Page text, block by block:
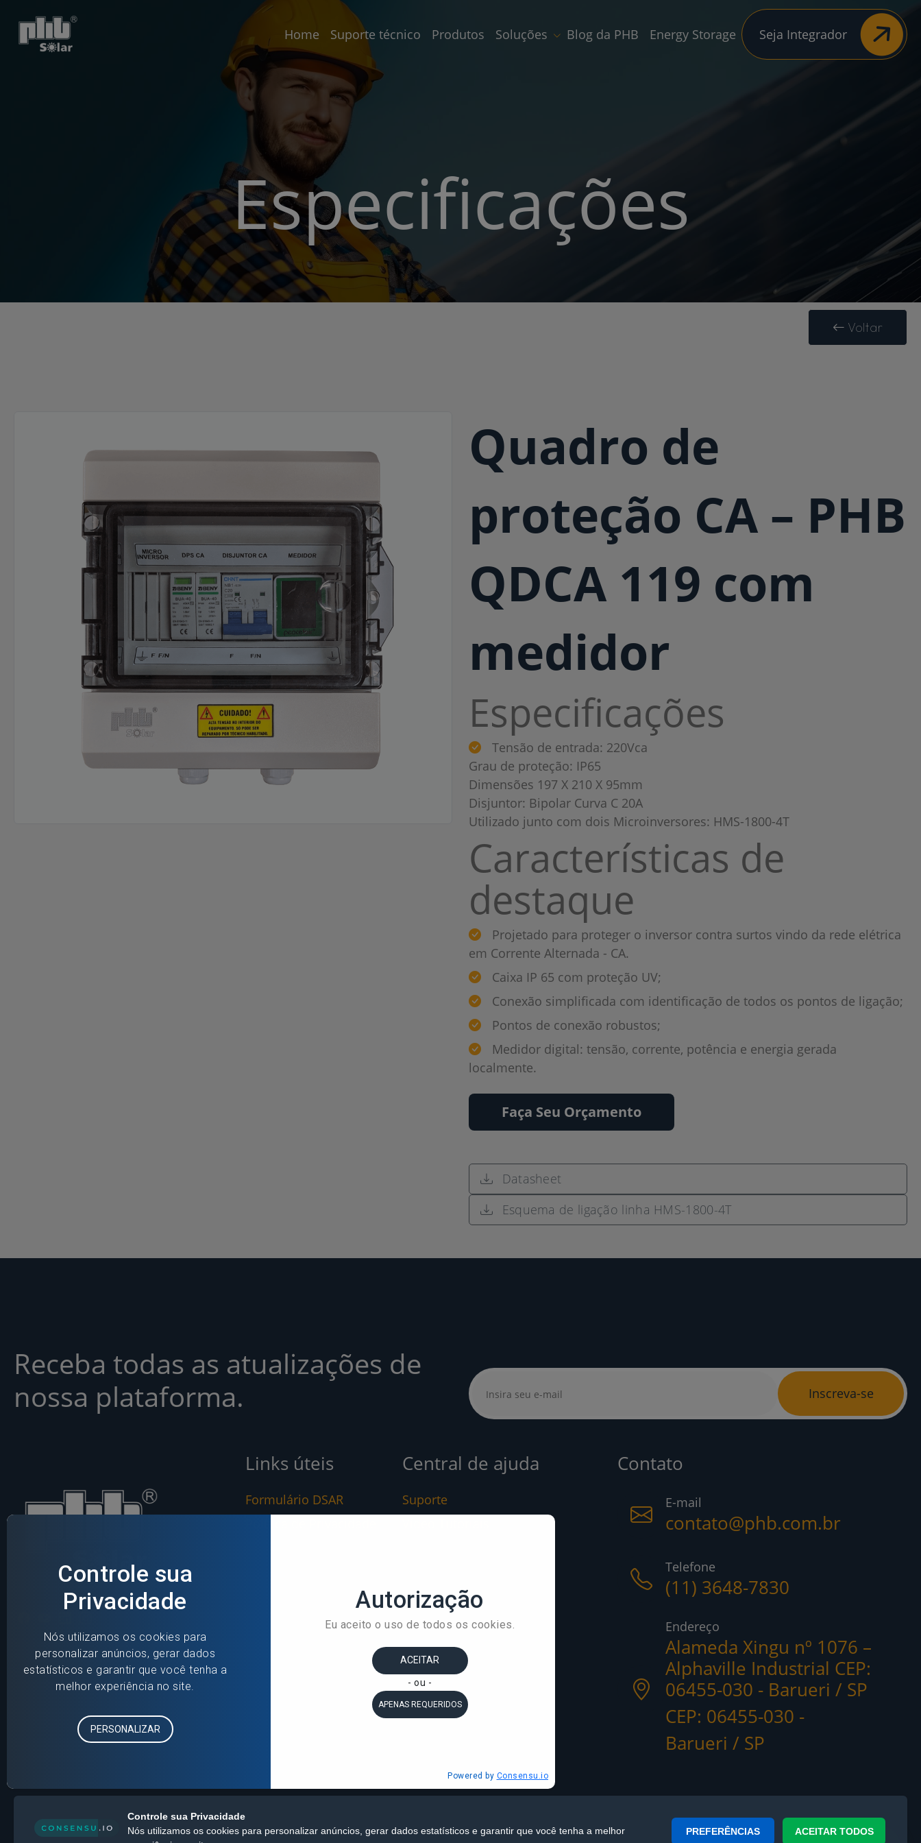
Home Suporte técnico Produtos Soluções Blog da PHB Energy Storage Seja Integrador
Especificações
Voltar
Quadro de
proteção CA – PHB
QDCA 119 com
medidor
Especificações
Tensão de entrada: 220Vca
Grau de proteção: IP65
Dimensões 197 X 210 X 95mm
Disjuntor: Bipolar Curva C 20A
Utilizado junto com dois Microinversores: HMS-1800-4T
Características de
destaque
Projetado para proteger o inversor contra surtos vindo da rede elétrica
em Corrente Alternada - CA.
Caixa IP 65 com proteção UV;
Conexão simplificada com identificação de todos os pontos de ligação;
Pontos de conexão robustos;
Medidor digital: tensão, corrente, potência e energia gerada
localmente.
Faça Seu Orçamento
Datasheet
Esquema de ligação linha HMS-1800-4T
Receba todas as atualizações de
nossa plataforma.
Inscreva-se
Links úteis
Formulário DSAR
Central de ajuda
Suporte
Contato
E-mail
contato@phb.com.br
Telefone
(11) 3648-7830
Endereço
Alameda Xingu nº 1076 –
Alphaville Industrial CEP:
06455-030 - Barueri / SP
CEP: 06455-030 -
Barueri / SP
Controle sua Privacidade
Nós utilizamos os cookies para personalizar anúncios, gerar dados estatísticos e garantir que você tenha a melhor
PREFERÊNCIAS ACEITAR TODOS